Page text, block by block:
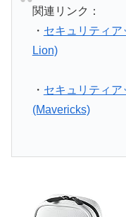
関連リンク：
・ セキュリティ
Lion)
・ セキュリティ
(Mavericks)